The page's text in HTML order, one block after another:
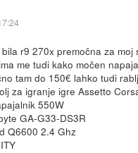
r9 270x premočna za moj
me tudi kako močen
tam do 150€ lahko tudi
za igranje igre Assetto
550W
GA-G33-DS3R
Q6600 2.4 Ghz